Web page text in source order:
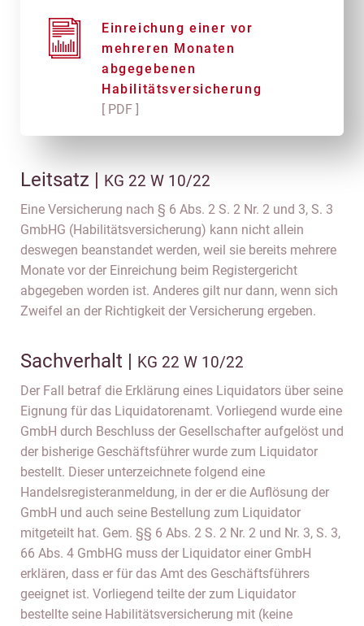
Einreichung einer vor
mehreren Monaten
abgegebenen
Habilitätsversicherung
[ PDF ]
Leitsatz | KG 22 W 10/22
Eine Versicherung nach § 6 Abs. 2 S. 2 Nr. 2 und 3, S. 3
GmbHG (Habilitätsversicherung) kann nicht allein
deswegen beanstandet werden, weil sie bereits mehrere
Monate vor der Einreichung beim Registergericht
abgegeben worden ist. Anderes gilt nur dann, wenn sich
Zweifel an der Richtigkeit der Versicherung ergeben.
Sachverhalt | KG 22 W 10/22
Der Fall betraf die Erklärung eines Liquidators über seine
Eignung für das Liquidatorenamt. Vorliegend wurde eine
GmbH durch Beschluss der Gesellschafter aufgelöst und
der bisherige Geschäftsführer wurde zum Liquidator
bestellt. Dieser unterzeichnete folgend eine
Handelsregisteranmeldung, in der er die Auflösung der
GmbH und auch seine Bestellung zum Liquidator
mitgeteilt hat. Gem. §§ 6 Abs. 2 S. 2 Nr. 2 und Nr. 3, S. 3,
66 Abs. 4 GmbHG muss der Liquidator einer GmbH
erklären, dass er für das Amt des Geschäftsführers
geeignet ist. Vorliegend teilte der zum Liquidator
bestellte seine Habilitätsversicherung mit (keine